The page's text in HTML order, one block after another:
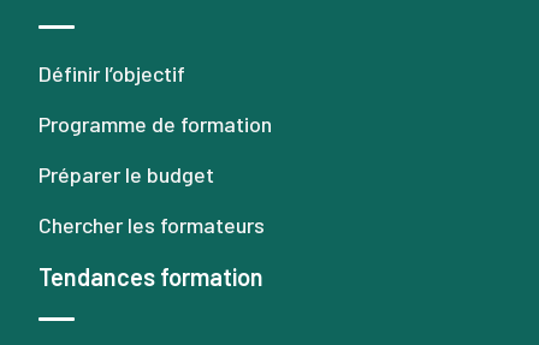
Définir l’objectif
Programme de formation
Préparer le budget
Chercher les formateurs
Tendances formation